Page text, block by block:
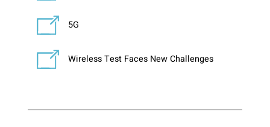
5G
Wireless Test Faces New Challenges